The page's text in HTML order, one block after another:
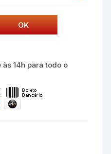
14h para todo o